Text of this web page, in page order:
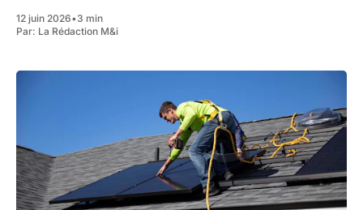
12 juin 2026•3 min
Par: La Rédaction M&i